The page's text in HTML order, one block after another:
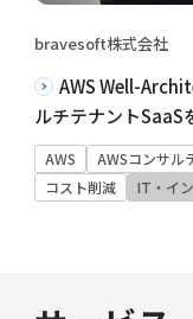
bravesoft株式会社
AWS Well-
ルチテナントSaaS
AWS AWSコンサル
コスト削減
IT・イ